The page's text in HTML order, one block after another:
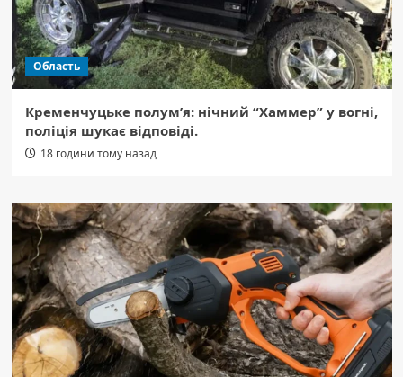
Область
Кременчуцьке полум’я: нічний “Хаммер” у вогні,
поліція шукає відповіді.
18 години тому назад